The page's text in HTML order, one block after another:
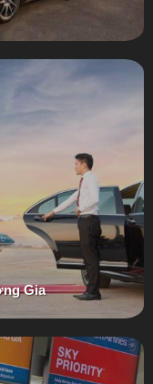
Gia